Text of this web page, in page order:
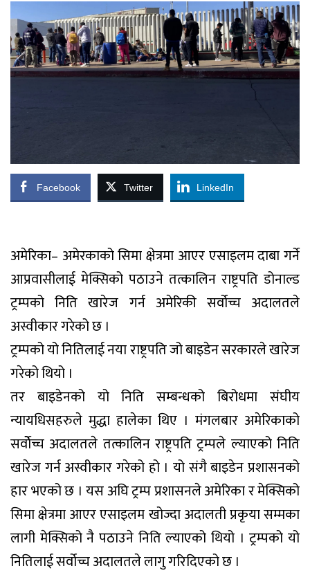
Facebook Twitter LinkedIn
अमेरिका– अमेरकाको सिमा क्षेत्रमा आएर एसाइलम दाबा गर्ने
आप्रवासीलाई मेक्सिको पठाउने तत्कालिन राष्ट्रपति डोनाल्ड
ट्रम्पको निति खारेज गर्न अमेरिकी सर्वोच्च अदालतले
अस्वीकार गरेको छ ।
ट्रम्पको यो नितिलाई नया राष्ट्रपति जो बाइडेन सरकारले खारेज
गरेको थियो ।
तर बाइडेनको यो निति सम्बन्धको बिरोधमा संघीय
न्यायधिसहरुले मुद्धा हालेका थिए । मंगलबार अमेरिकाको
सर्वोेच्च अदालतले तत्कालिन राष्ट्रपति ट्रम्पले ल्याएको निति
खारेज गर्न अस्वीकार गरेको हो । यो संगै बाइडेन प्रशासनको
हार भएको छ । यस अघि ट्रम्प प्रशासनले अमेरिका र मेक्सिको
सिमा क्षेत्रमा आएर एसाइलम खोज्दा अदालती प्रकृया सम्मका
लागी मेक्सिको नै पठाउने निति ल्याएको थियो । ट्रम्पको यो
नितिलाई सर्वोच्च अदालतले लागु गरिदिएको छ ।